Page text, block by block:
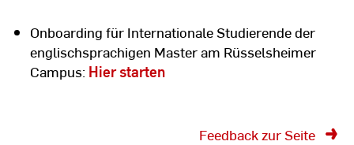
Onboarding für Internationale Studierende der
englischsprachigen Master am Rüsselsheimer
Campus: Hier starten
Feedback zur Seite